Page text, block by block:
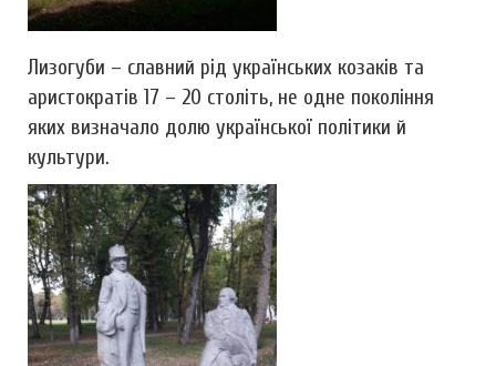
Лизогуби – славний рід українських козаків та
аристократів 17 – 20 століть, не одне покоління
яких визначало долю української політики й
культури.